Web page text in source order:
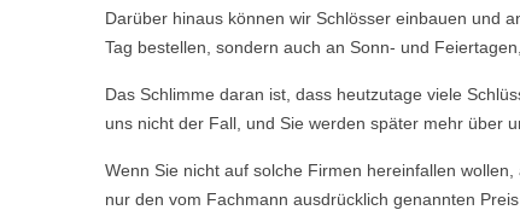
Darüber hinaus können wir Schlösser einbauen und
Tag bestellen, sondern auch an Sonn- und
Das Schlimme daran ist, dass heutzutage viele
uns nicht der Fall, und Sie werden später mehr über
Wenn Sie nicht auf solche Firmen hereinfallen
nur den vom Fachmann ausdrücklich genannten